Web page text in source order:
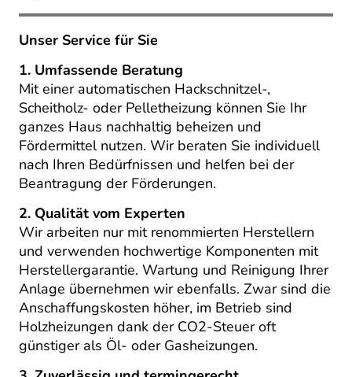
Unser Service für Sie
1. Umfassende Beratung
Mit einer automatischen Hackschnitzel-,
Scheitholz- oder Pelletheizung können Sie Ihr
ganzes Haus nachhaltig beheizen und
Fördermittel nutzen. Wir beraten Sie individuell
nach Ihren Bedürfnissen und helfen bei der
Beantragung der Förderungen.
2. Qualität vom Experten
Wir arbeiten nur mit renommierten Herstellern
und verwenden hochwertige Komponenten mit
Herstellergarantie. Wartung und Reinigung Ihrer
Anlage übernehmen wir ebenfalls. Zwar sind die
Anschaffungskosten höher, im Betrieb sind
Holzheizungen dank der CO2-Steuer oft
günstiger als Öl- oder Gasheizungen.